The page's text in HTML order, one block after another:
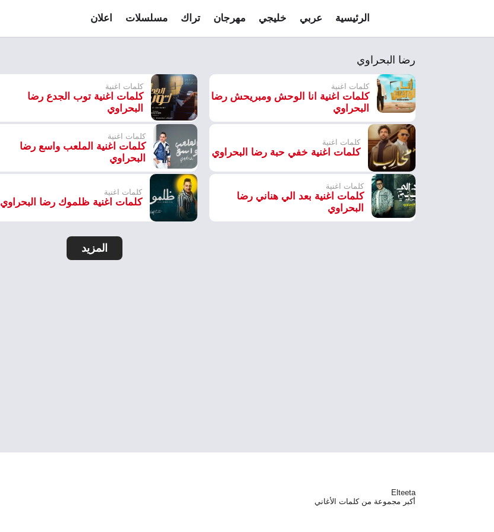
الرئيسية عربي خليجي مهرجان تراك مسلسلات اعلان
رضا البحراوي
كلمات اغنية
كلمات اغنية انا الوحش ومبريحش رضا
البحراوي
كلمات اغنية
كلمات اغنية توب الجدع رضا
البحراوي
كلمات اغنية
كلمات اغنية خفي حبة رضا البحراوي
كلمات اغنية
كلمات اغنية الملعب واسع رضا
البحراوي
كلمات اغنية
كلمات اغنية بعد الي هناني رضا
البحراوي
كلمات اغنية
كلمات اغنية ظلموك رضا البحراوي
المزيد
Elteeta
أكبر مجموعة من كلمات الأغاني